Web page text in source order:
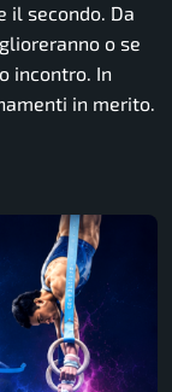
il secondo. Da
o se
incontro. In
in merito.